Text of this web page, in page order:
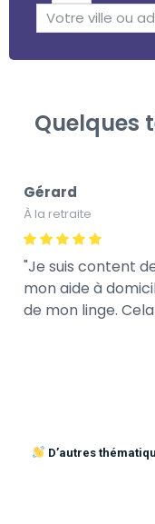
Quelques
Gérard
À la retraite
Je suis content
mon aide à
de mon linge.
D’autres